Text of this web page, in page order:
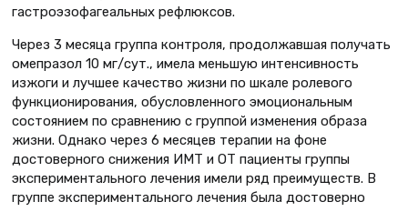
гастроэзофагеальных рефлюксов.
Через 3 месяца группа контроля, продолжавшая получать
омепразол 10 мг/сут., имела меньшую интенсивность
изжоги и лучшее качество жизни по шкале ролевого
функционирования, обусловленного эмоциональным
состоянием по сравнению с группой изменения образа
жизни. Однако через 6 месяцев терапии на фоне
достоверного снижения ИМТ и ОТ пациенты группы
экспериментального лечения имели ряд преимуществ. В
группе экспериментального лечения была достоверно